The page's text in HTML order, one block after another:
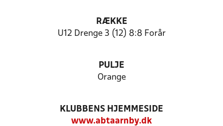
RÆKKE
U12 Drenge 3 (12) 8:8 Forår
PULJE
Orange
KLUBBENS HJEMMESIDE
www.abtaarnby.dk